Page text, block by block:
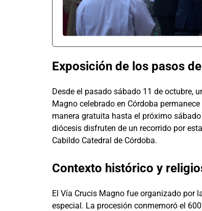
Exposición de los pasos
Desde el pasado sábado 11 de octubre,
Magno celebrado en Córdoba
manera gratuita hasta el próximo
diócesis disfruten de un recorrido por
Cabildo Catedral de Córdoba.
Contexto histórico y
El Vía Crucis Magno fue organizado por
especial. La procesión conmemoró el